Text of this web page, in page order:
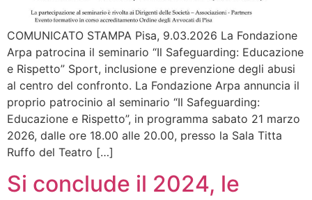
COMUNICATO STAMPA Pisa, 9.03.2026 La Fondazione
Arpa patrocina il seminario “Il Safeguarding: Educazione
e Rispetto” Sport, inclusione e prevenzione degli abusi
al centro del confronto. La Fondazione Arpa annuncia il
proprio patrocinio al seminario “Il Safeguarding:
Educazione e Rispetto”, in programma sabato 21 marzo
2026, dalle ore 18.00 alle 20.00, presso la Sala Titta
Ruffo del Teatro […]
Si conclude il 2024, le